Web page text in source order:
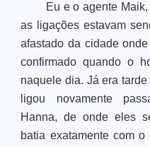
Eu e o agente
as ligações estavam
afastado da cidade
confirmado quando o
naquele dia. Já era
ligou novamente
Hanna, de onde eles
batia exatamente com